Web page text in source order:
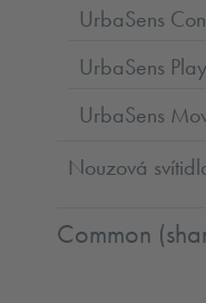
UrbaSens
UrbaSens Play
UrbaSens
Nouzová
Common